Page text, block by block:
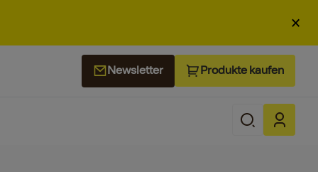
×
Newsletter Produkte kaufen